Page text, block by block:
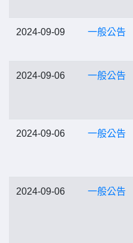
2024-09-09 一般公告
2024-09-06 一般公告
2024-09-06 一般公告
2024-09-06 一般公告